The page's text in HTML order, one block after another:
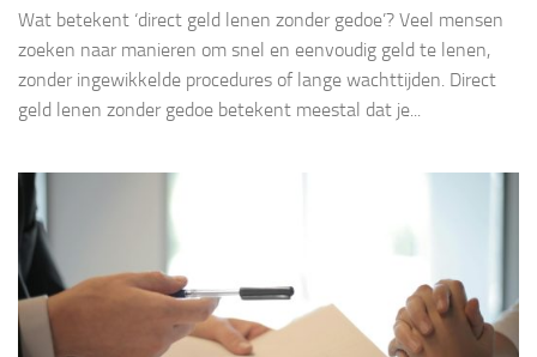
Wat betekent ‘direct geld lenen zonder gedoe’? Veel mensen
zoeken naar manieren om snel en eenvoudig geld te lenen,
zonder ingewikkelde procedures of lange wachttijden. Direct
geld lenen zonder gedoe betekent meestal dat je...